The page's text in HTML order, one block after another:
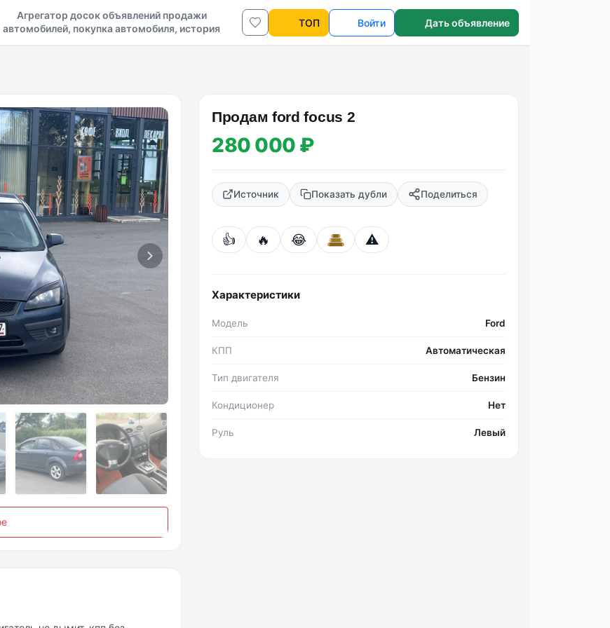
Агрегатор досок объявлений продажи
автомобилей, покупка автомобиля, история
авто в ДНР и ЛНР
ТОП Войти Дать объявление
Фото №2
Πpoдам ford focus 2
280 000 ₽
Источник Показать дубли Поделиться
👍 🔥 😂 ⚠️
Характеристики
Модель Ford
КПП Автоматическая
Тип двигателя Бензин
Кондиционер Нет
Руль Левый